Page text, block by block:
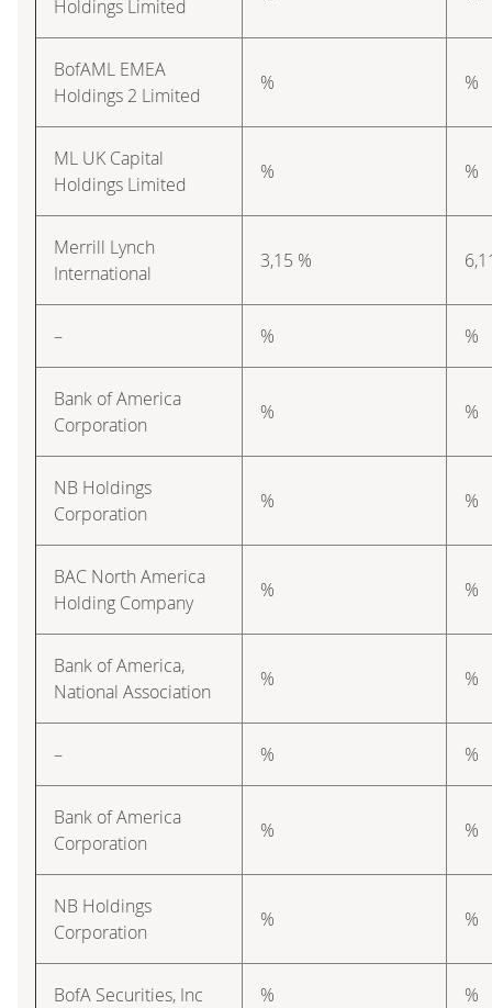
Holdings Limited
BofAML EMEA
Holdings 2 Limited
% %
ML UK Capital
Holdings Limited
% %
Merrill Lynch
International
3,15 %
– % %
Bank of America
Corporation
% %
NB Holdings
Corporation
% %
BAC North America
Holding Company
% %
Bank of America,
National Association
% %
– % %
Bank of America
Corporation
% %
NB Holdings
Corporation
% %
BofA Securities, Inc % %